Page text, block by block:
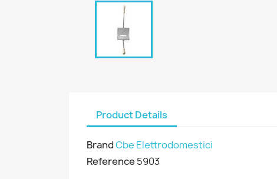
Product Details
BrandCbe Elettrodomestici
Reference 5903